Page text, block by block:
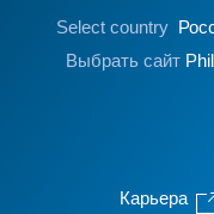
Select country
Выбрать сайт
Карьера